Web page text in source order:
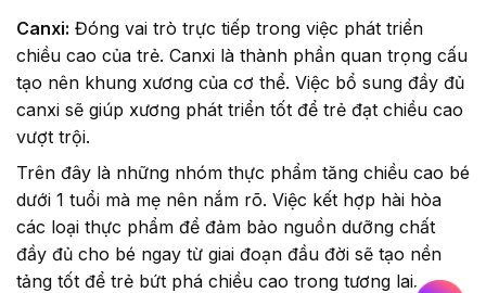
Canxi: Đóng vai trò trực tiếp trong việc phát triển
chiều cao của trẻ. Canxi là thành phần quan trọng cấu
tạo nên khung xương của cơ thể. Việc bổ sung đầy đủ
canxi sẽ giúp xương phát triển tốt để trẻ đạt chiều cao
vượt trội.
Trên đây là những nhóm thực phẩm tăng chiều cao bé
dưới 1 tuổi mà mẹ nên nắm rõ. Việc kết hợp hài hòa
các loại thực phẩm để đảm bảo nguồn dưỡng chất
đầy đủ cho bé ngay từ giai đoạn đầu đời sẽ tạo nền
tảng tốt để trẻ bứt phá chiều cao trong tương lai.